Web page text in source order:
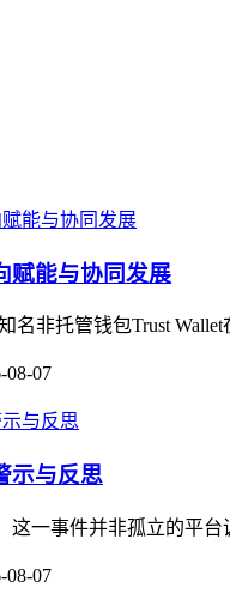
赋能与协同发展
名非托管钱包Trust
08-07
示与反思
这一事件并非孤立的平
08-07